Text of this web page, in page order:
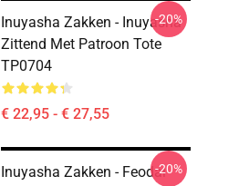
Inuyasha Zakken - Inuyasha
Zittend Met Patroon Tote
TP0704
€ 22,95 - € 27,55
-20%
Inuyasha Zakken - Feodal-20%